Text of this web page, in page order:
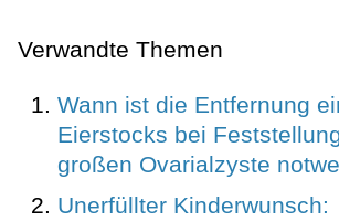
Verwandte Themen
Wann ist die Entfernung
Eierstocks bei
großen Ovarialzyste
Unerfüllter Kinderwunsch: